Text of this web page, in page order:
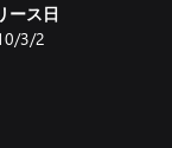
ース日
3/2